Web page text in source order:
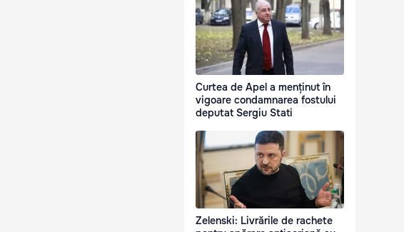
Curtea de Apel a menținut în
vigoare condamnarea fostului
deputat Sergiu Stati
Zelenski: Livrările de rachete